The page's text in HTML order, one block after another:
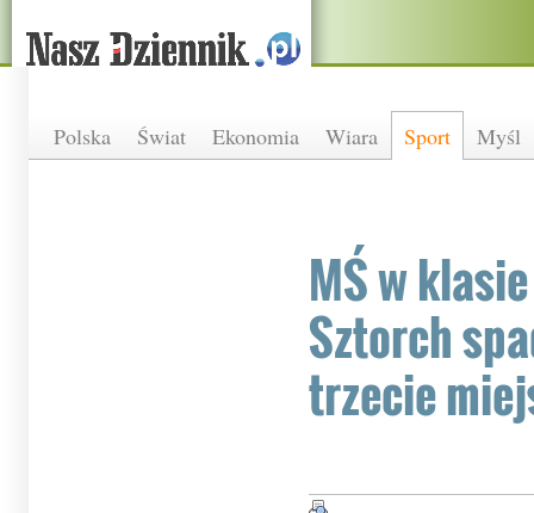
Polska Świat Ekonomia Wiara Sport Myśl
MŚ w
Sztorch
trzecie